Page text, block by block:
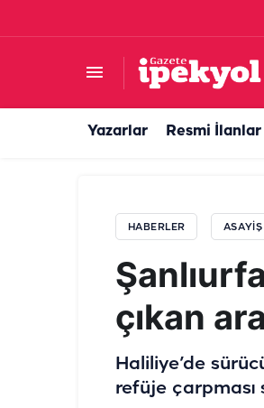
Yazarlar Resmi İlanlar
HABERLER ASAYIŞ
çıkan
Haliliye’de
refüje çarpması